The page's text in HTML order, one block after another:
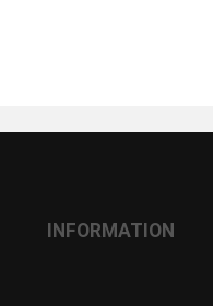
INFORMATION